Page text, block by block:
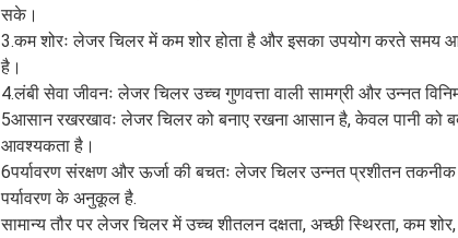
सके।
3.कम शोरः लेजर चिलर में कम शोर होता है और इसका उपयोग करते समय
है।
4.लंबी सेवा जीवनः लेजर चिलर उच्च गुणवत्ता वाली सामग्री और उन्नत
5आसान रखरखावः लेजर चिलर को बनाए रखना आसान है, केवल पानी
आवश्यकता है।
6पर्यावरण संरक्षण और ऊर्जा की बचतः लेजर चिलर उन्नत प्रशीतन
पर्यावरण के अनुकूल है.
सामान्य तौर पर लेजर चिलर में उच्च शीतलन दक्षता, अच्छी स्थिरता, कम